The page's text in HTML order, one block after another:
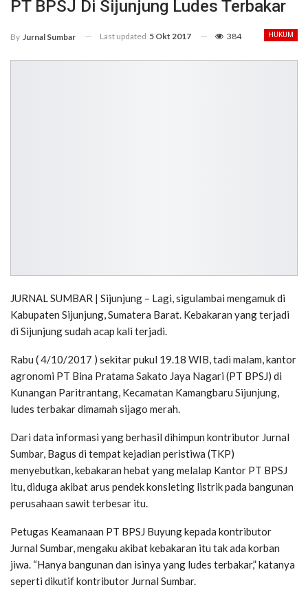
PT BPSJ Di Sijunjung Ludes Terbakar
HUKUM
By Jurnal Sumbar Last updated 5 Okt 2017 384
JURNAL SUMBAR | Sijunjung – Lagi, sigulambai mengamuk di
Kabupaten Sijunjung, Sumatera Barat. Kebakaran yang terjadi
di Sijunjung sudah acap kali terjadi.
Rabu ( 4/10/2017 ) sekitar pukul 19.18 WIB, tadi malam, kantor
agronomi PT Bina Pratama Sakato Jaya Nagari (PT BPSJ) di
Kunangan Paritrantang, Kecamatan Kamangbaru Sijunjung,
ludes terbakar dimamah sijago merah.
Dari data informasi yang berhasil dihimpun kontributor Jurnal
Sumbar, Bagus di tempat kejadian peristiwa (TKP)
menyebutkan, kebakaran hebat yang melalap Kantor PT BPSJ
itu, diduga akibat arus pendek konsleting listrik pada bangunan
perusahaan sawit terbesar itu.
Petugas Keamanaan PT BPSJ Buyung kepada kontributor
Jurnal Sumbar, mengaku akibat kebakaran itu tak ada korban
jiwa. “Hanya bangunan dan isinya yang ludes terbakar,” katanya
seperti dikutif kontributor Jurnal Sumbar.